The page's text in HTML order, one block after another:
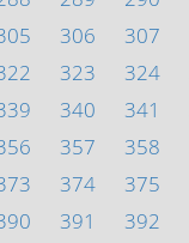
306 307
323 324
340 341
357 358
374 375
391 392